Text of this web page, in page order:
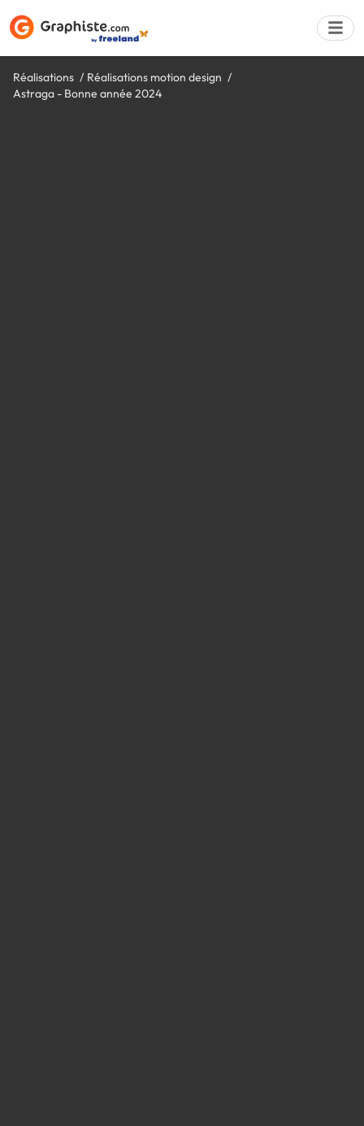
Réalisations
Réalisations motion design
Astraga - Bonne année 2024